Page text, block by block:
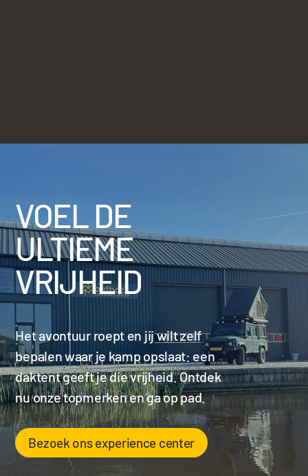
VOEL DE
ULTIEME
VRIJHEID
Het avontuur roept en jij wilt zelf
bepalen waar je kamp opslaat: een
daktent geeft je die vrijheid. Ontdek
nu onze topmerken en ga op pad.
Bezoek ons experience center